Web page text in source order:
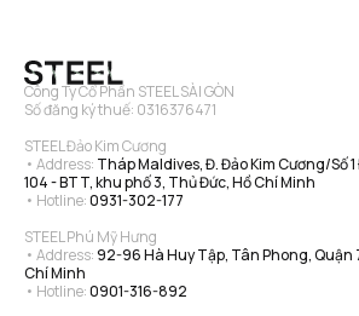
Công Ty Cổ Phần STEEL SÀI GÒN
Số đăng ký thuế: 0316376471
STEEL Đảo Kim Cương
• Address: Tháp Maldives, Đ. Đảo Kim Cương/Số
104 - BTT, khu phố 3, Thủ Đức, Hồ Chí Minh
• Hotline: 0931-302-177
STEEL Phú Mỹ Hưng
• Address: 92-96 Hà Huy Tập, Tân Phong, Quận
Chí Minh
• Hotline: 0901-316-892